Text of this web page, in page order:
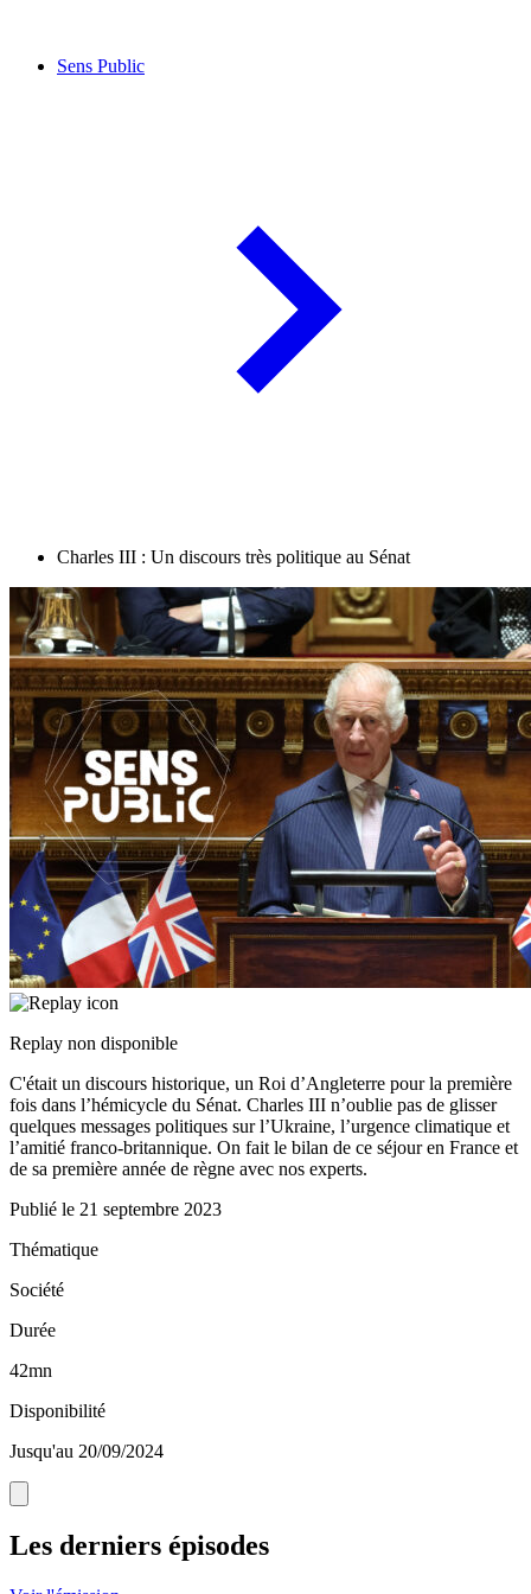
Sens Public
Charles III : Un discours très politique au Sénat
Replay non disponible
C'était un discours historique, un Roi d’Angleterre pour la première
fois dans l’hémicycle du Sénat. Charles III n’oublie pas de glisser
quelques messages politiques sur l’Ukraine, l’urgence climatique et
l’amitié franco-britannique. On fait le bilan de ce séjour en France et
de sa première année de règne avec nos experts.
Publié le 21 septembre 2023
Thématique
Société
Durée
42mn
Disponibilité
Jusqu'au 20/09/2024
Les derniers épisodes